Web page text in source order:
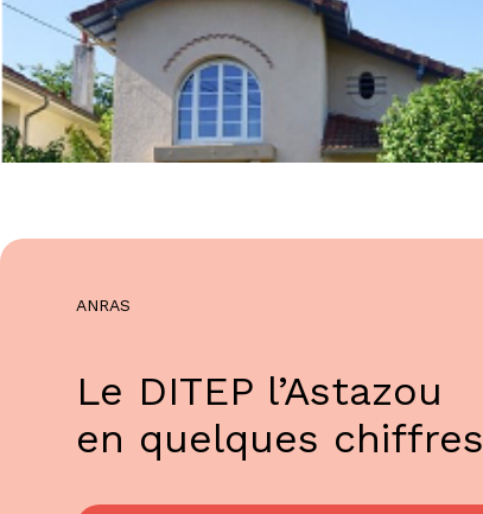
ANRAS
Le DITEP l’Astazou
en quelques chiffres